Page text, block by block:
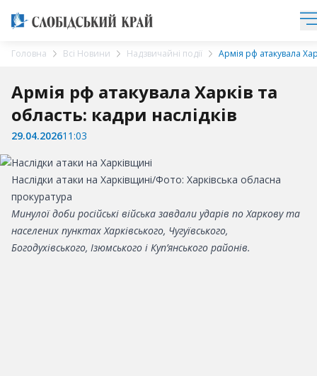
Головна Всі Новини Надзвичайні події Армія рф атакувала
Армія рф атакувала Харків та
область: кадри наслідків
29.04.202611:03
Наслідки атаки на Харківщині/Фото: Харківська обласна
прокуратура
Минулої доби російські війська завдали ударів поХарковута
населених пунктах Харківського, Чугуївського,
Богодухівського, Ізюмського і Куп’янського районів.